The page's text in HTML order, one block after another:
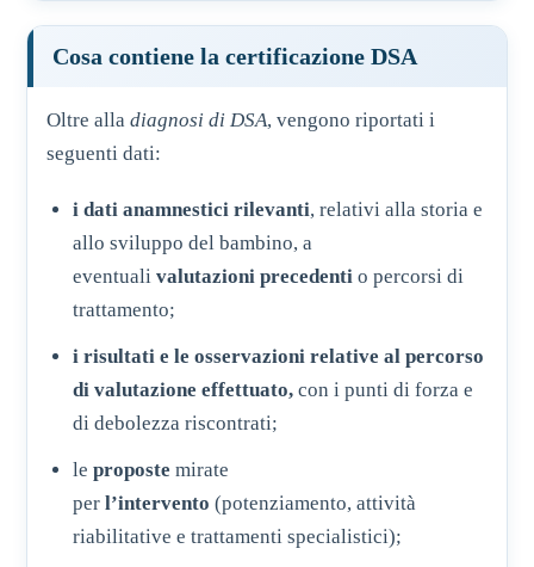
Cosa contiene la certificazione DSA
Oltre alla diagnosi di DSA, vengono riportati i
seguenti dati:
i dati anamnestici rilevanti, relativi alla storia e
allo sviluppo del bambino, a
eventuali valutazioni precedenti o percorsi di
trattamento;
i risultati e le osservazioni relative al percorso
di valutazione effettuato, con i punti di forza e
di debolezza riscontrati;
le proposte mirate
per l’intervento (potenziamento, attività
riabilitative e trattamenti specialistici);